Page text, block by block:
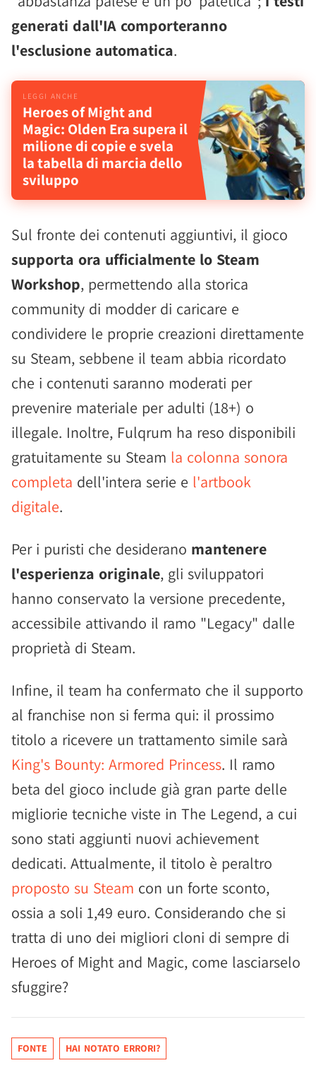
generati dall'IA comporteranno
l'esclusione automatica.
Heroes of Might and
Magic: Olden Era supera il
milione di copie e svela
la tabella di marcia dello
sviluppo
Sul fronte dei contenuti aggiuntivi, il gioco
supporta ora ufficialmente lo Steam
Workshop, permettendo alla storica
community di modder di caricare e
condividere le proprie creazioni direttamente
su Steam, sebbene il team abbia ricordato
che i contenuti saranno moderati per
prevenire materiale per adulti (18+) o
illegale. Inoltre, Fulqrum ha reso disponibili
gratuitamente su Steam la colonna sonora
completa dell'intera serie e l'artbook
digitale.
Per i puristi che desiderano mantenere
l'esperienza originale, gli sviluppatori
hanno conservato la versione precedente,
accessibile attivando il ramo "Legacy" dalle
proprietà di Steam.
Infine, il team ha confermato che il supporto
al franchise non si ferma qui: il prossimo
titolo a ricevere un trattamento simile sarà
King's Bounty: Armored Princess. Il ramo
beta del gioco include già gran parte delle
migliorie tecniche viste in The Legend, a cui
sono stati aggiunti nuovi achievement
dedicati. Attualmente, il titolo è peraltro
proposto su Steam con un forte sconto,
ossia a soli 1,49 euro. Considerando che si
tratta di uno dei migliori cloni di sempre di
Heroes of Might and Magic, come lasciarselo
sfuggire?
FONTE HAI NOTATO ERRORI?